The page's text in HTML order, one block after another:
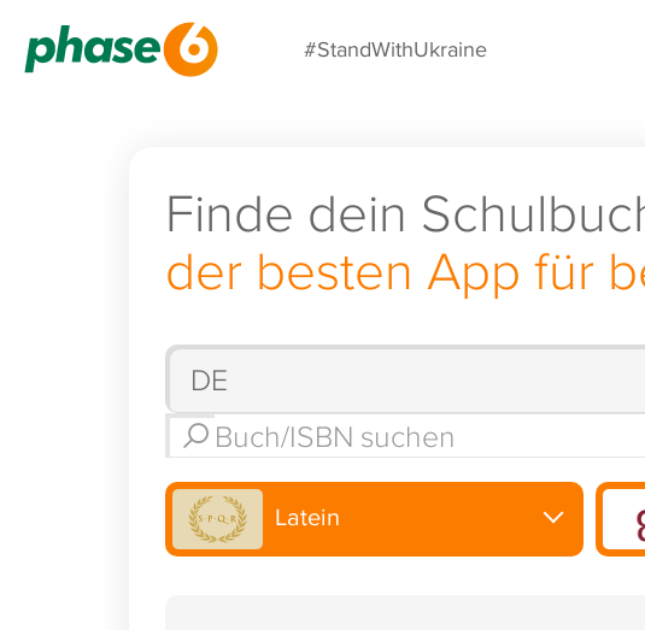
#StandWithUkraine
Finde dein
der besten App für
Latein